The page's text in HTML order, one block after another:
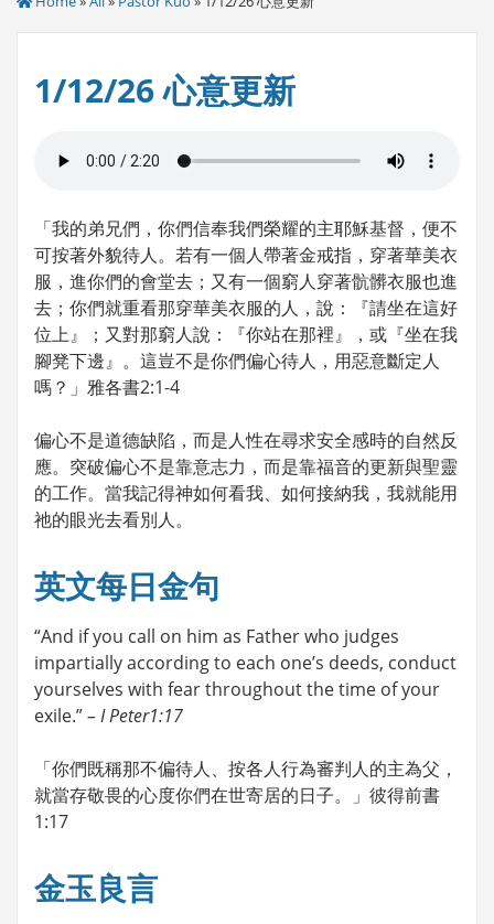
1/12/26 心意更新
「我的弟兄們，你們信奉我們榮耀的主耶穌基督，便不
可按著外貌待人。若有一個人帶著金戒指，穿著華美衣
服，進你們的會堂去；又有一個窮人穿著骯髒衣服也進
去；你們就重看那穿華美衣服的人，說：『請坐在這好
位上』；又對那窮人說：『你站在那裡』，或『坐在我
腳凳下邊』。這豈不是你們偏心待人，用惡意斷定人
嗎？」雅各書2:1-4
偏心不是道德缺陷，而是人性在尋求安全感時的自然反
應。突破偏心不是靠意志力，而是靠福音的更新與聖靈
的工作。當我記得神如何看我、如何接納我，我就能用
祂的眼光去看別人。
英文每日金句
“And if you call on him as Father who judges
impartially according to each one’s deeds, conduct
yourselves with fear throughout the time of your
exile.”– I Peter1:17
「你們既稱那不偏待人、按各人行為審判人的主為父，
就當存敬畏的心度你們在世寄居的日子。」彼得前書
1:17
金玉良言